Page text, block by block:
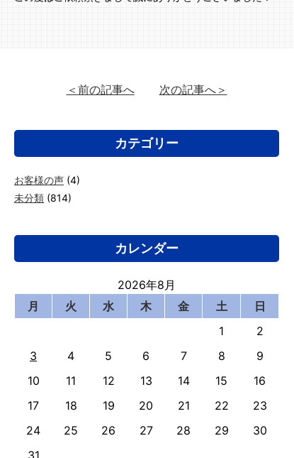
＜前の記事へ 次の記事へ＞
カテゴリー
お客様の声 (4)
未分類 (814)
カレンダー
2026年8月
月
火 水 木 金 土
日
1
2
3
4 5 6 7 8
9
10
11 12 13 14 15
16
17
18 19 20 21 22
23
24
25 26 27 28 29
30
31